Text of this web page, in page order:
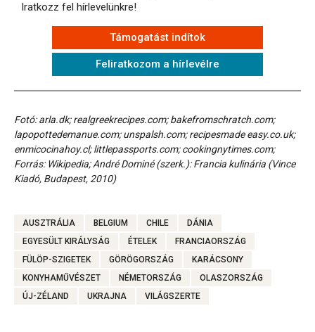
Iratkozz fel hírlevelünkre!
Támogatást indítok
Feliratkozom a hírlevélre
Fotó: arla.dk; realgreekrecipes.com; bakefromschratch.com;
lapopottedemanue.com; unspalsh.com; recipesmade easy.co.uk;
enmicocinahoy.cl; littlepassports.com; cookingnytimes.com;
Forrás: Wikipedia; André Dominé (szerk.): Francia kulinária (Vince
Kiadó, Budapest, 2010)
AUSZTRÁLIA BELGIUM CHILE
DÁNIA
EGYESÜLT KIRÁLYSÁG
ÉTELEK
FRANCIAORSZÁG
FÜLÖP-SZIGETEK
GÖRÖGORSZÁG
KARÁCSONY
KONYHAMŰVÉSZET
NÉMETORSZÁG
OLASZORSZÁG
ÚJ-ZÉLAND
UKRAJNA VILÁGSZERTE